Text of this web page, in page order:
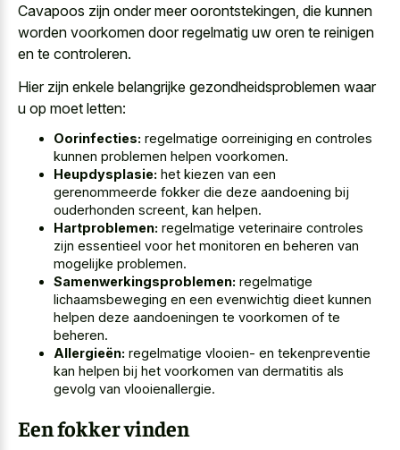
Cavapoos zijn onder meer oorontstekingen, die kunnen
worden voorkomen door regelmatig uw oren te reinigen
en te controleren.
Hier zijn enkele belangrijke gezondheidsproblemen waar
u op moet letten:
Oorinfecties: regelmatige oorreiniging en controles
kunnen problemen helpen voorkomen.
Heupdysplasie: het kiezen van een
gerenommeerde fokker die deze aandoening bij
ouderhonden screent, kan helpen.
Hartproblemen: regelmatige veterinaire controles
zijn essentieel voor het monitoren en beheren van
mogelijke problemen.
Samenwerkingsproblemen: regelmatige
lichaamsbeweging en een evenwichtig dieet kunnen
helpen deze aandoeningen te voorkomen of te
beheren.
Allergieën: regelmatige vlooien- en tekenpreventie
kan helpen bij het voorkomen van dermatitis als
gevolg van vlooienallergie.
Een fokker vinden